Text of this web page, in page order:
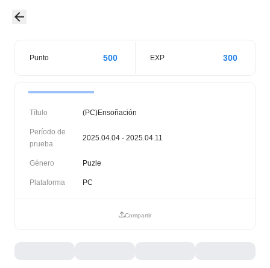
Punto 500 EXP 300
Título (PC)Ensoñación
Período de
prueba
2025.04.04 - 2025.04.11
Género Puzle
Plataforma PC
Compartir